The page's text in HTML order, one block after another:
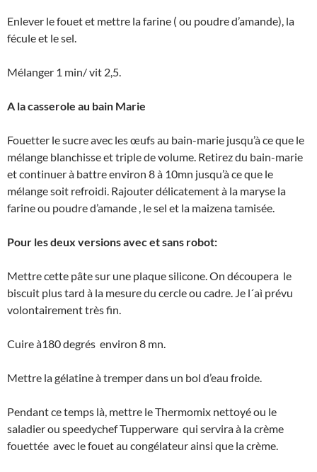
Enlever le fouet et mettre la farine ( ou poudre d’amande), la
fécule et le sel.
Mélanger 1 min/ vit 2,5.
A la casserole au bain Marie
Fouetter le sucre avec les œufs au bain-marie jusqu’à ce que le
mélange blanchisse et triple de volume. Retirez du bain-marie
et continuer à battre environ 8 à 10mn jusqu’à ce que le
mélange soit refroidi. Rajouter délicatement à la maryse la
farine ou poudre d’amande , le sel et la maizena tamisée.
Pour les deux versions avec et sans robot:
Mettre cette pâte sur une plaque silicone. On découpera le
biscuit plus tard à la mesure du cercle ou cadre. Je l´aì prévu
volontairement très fin.
Cuire à180 degrés environ 8 mn.
Mettre la gélatine à tremper dans un bol d’eau froide.
Pendant ce temps là, mettre le Thermomix nettoyé ou le
saladier ou speedychef Tupperware qui servira à la crème
fouettée avec le fouet au congélateur ainsi que la crème.